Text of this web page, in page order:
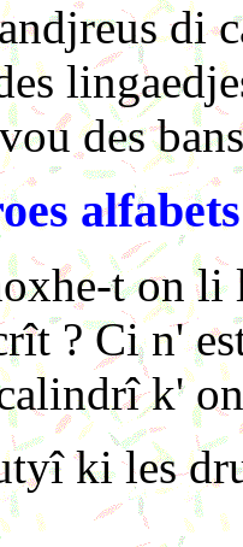
di
des
t on li
? Ci n'
k'
ki les